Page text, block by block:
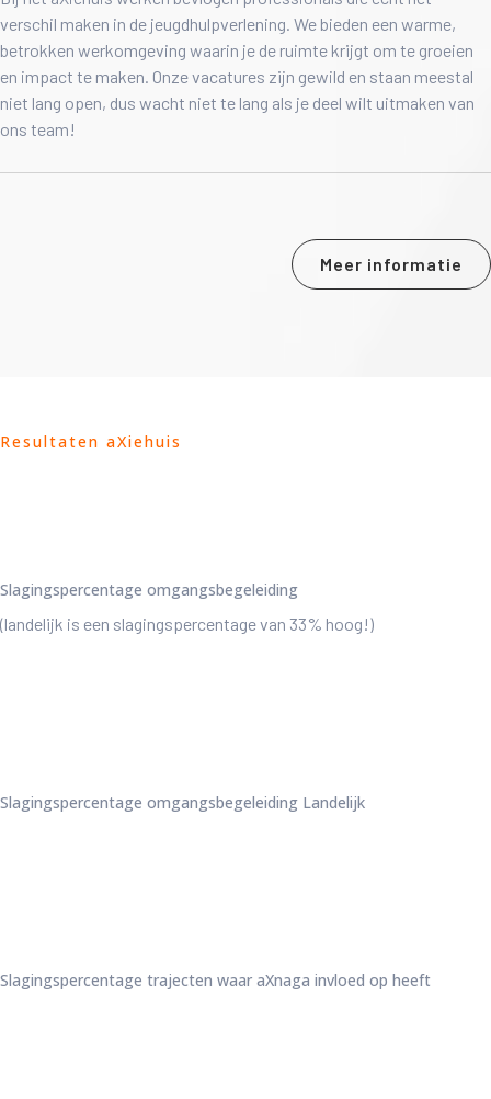
verschil maken in de jeugdhulpverlening. We bieden een warme,
betrokken werkomgeving waarin je de ruimte krijgt om te groeien
en impact te maken. Onze vacatures zijn gewild en staan meestal
niet lang open, dus wacht niet te lang als je deel wilt uitmaken van
ons team!
Meer informatie
Resultaten aXiehuis
Slagingspercentage omgangsbegeleiding
(landelijk is een slagingspercentage van 33% hoog!)
Slagingspercentage omgangsbegeleiding Landelijk
Slagingspercentage trajecten waar aXnaga invloed op heeft